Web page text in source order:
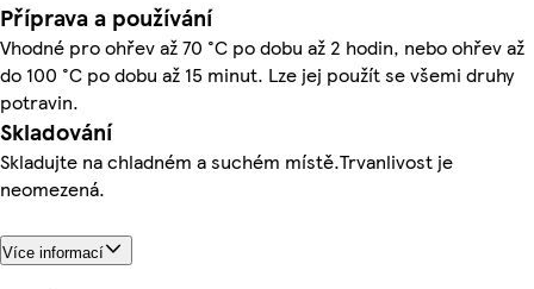
Příprava a používání
Vhodné pro ohřev až 70 °C po dobu až 2 hodin, nebo ohřev až
do 100 °C po dobu až 15 minut. Lze jej použít se všemi druhy
potravin.
Skladování
Skladujte na chladném a suchém místě.Trvanlivost je
neomezená.
Více informací